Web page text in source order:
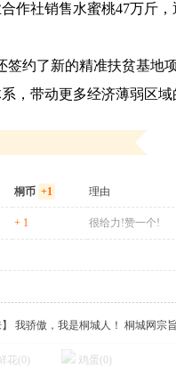
作社销售水蜜桃47万斤
签约了新的精准扶贫基地
，带动更多经济薄弱区域
桐币 +1 理由
+ 1 很给力!赞一个!
】 我骄傲，我是桐城人！ 桐城网
花( 0 ) 鸡蛋( 0 )